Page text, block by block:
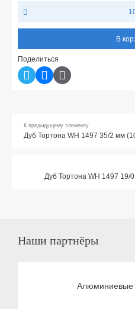
В
Поделиться
К предыдущему элементу
Дуб Тортона WH 1497 35/2 мм
Дуб Тортона WH 1497 19/
Наши партнёры
Алюминиевые